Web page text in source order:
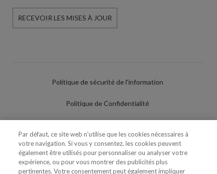
RECEVOIR LES MISES À JOUR
Politique de sécurité de l'information
Politique de Confidentialité
Politique de Cookies
Paramètres des cookies
Par défaut, ce site web n'utilise que les cookies nécessaires à
votre navigation. Si vous y consentez, les cookies peuvent
également être utilisés pour personnaliser ou analyser votre
expérience, ou pour vous montrer des publicités plus
pertinentes. Votre consentement peut également impliquer